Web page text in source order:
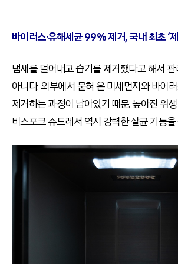
바이러스·유해세균 99% 제거, 국내 최초 ‘
냄새를 덜어내고 습기를 제거했다고 해서
아니다. 외부에서 묻혀 온 미세먼지와 바이
제거하는 과정이 남아있기 때문. 높아진 위
비스포크 슈드레서 역시 강력한 살균 기능을